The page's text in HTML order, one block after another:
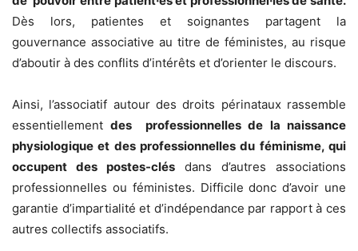
Dès lors, patientes et soignantes partagent la
gouvernance associative au titre de féministes, au risque
d’aboutir à des conflits d’intérêts et d’orienter le discours.
Ainsi, l’associatif autour des droits périnataux rassemble
essentiellementdes professionnelles de la naissance
physiologique et des professionnelles du féminisme, qui
occupent des postes-clés dans d’autres associations
professionnelles ou féministes. Difficile donc d’avoir une
garantie d’impartialité et d’indépendance par rapport à ces
autres collectifs associatifs.